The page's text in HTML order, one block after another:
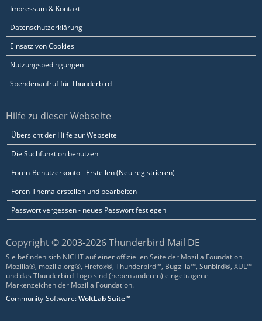
Impressum & Kontakt
Datenschutzerklärung
Einsatz von Cookies
Nutzungsbedingungen
Spendenaufruf für Thunderbird
Hilfe zu dieser Webseite
Übersicht der Hilfe zur Webseite
Die Suchfunktion benutzen
Foren-Benutzerkonto - Erstellen (Neu registrieren)
Foren-Thema erstellen und bearbeiten
Passwort vergessen - neues Passwort festlegen
Copyright © 2003-2026 Thunderbird Mail DE
Sie befinden sich NICHT auf einer offiziellen Seite der Mozilla Foundation.
Mozilla®, mozilla.org®, Firefox®, Thunderbird™, Bugzilla™, Sunbird®, XUL™
und das Thunderbird-Logo sind (neben anderen) eingetragene
Markenzeichen der Mozilla Foundation.
Community-Software:WoltLab Suite™